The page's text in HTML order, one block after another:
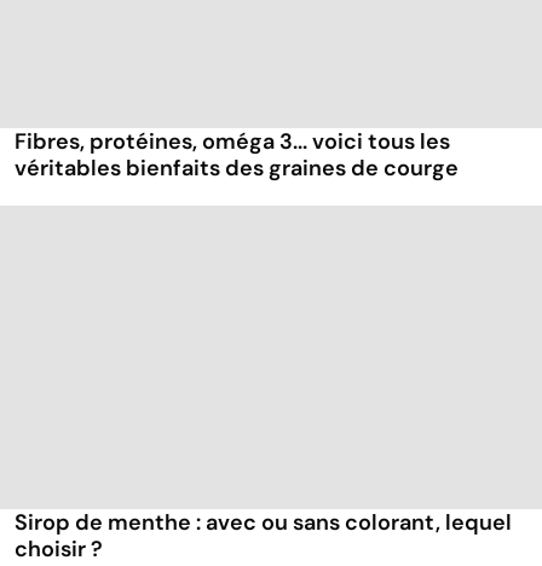
Fibres, protéines, oméga 3... voici tous les
véritables bienfaits des graines de courge
Sirop de menthe : avec ou sans colorant, lequel
choisir ?